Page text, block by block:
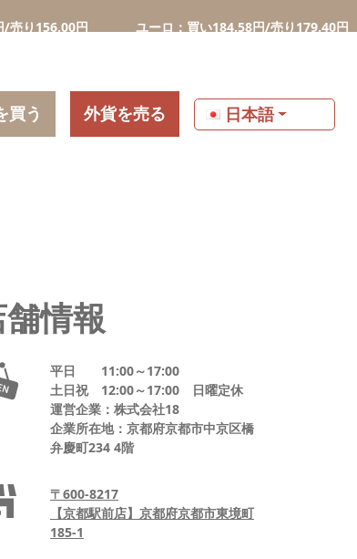
ユーロ：買い184.58円/売り179.40円 ポンド：買い
買う 外貨を売る 日本語
情報
平日 11:00～17:00
土日祝 12:00～17:00 日曜定休
運営企業：株式会社18
企業所在地：京都府京都市中京区橋
弁慶町234 4階
〒600-8217
【京都駅前店】京都府京都市東境町
185‐1